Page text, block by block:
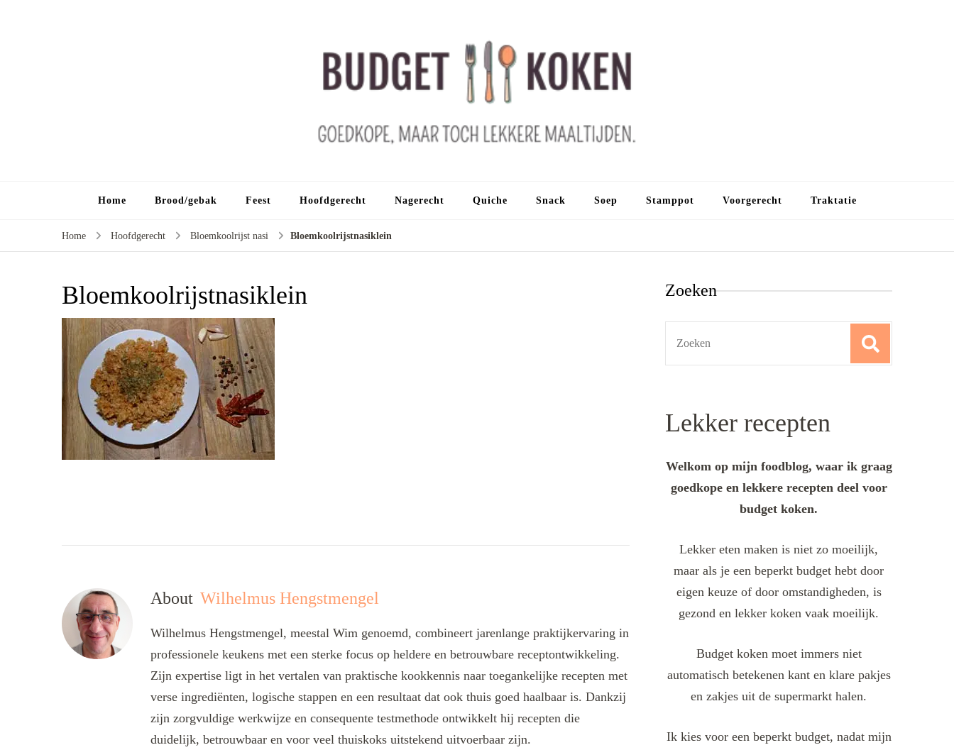
Home Brood/gebak Feest Hoofdgerecht Nagerecht Quiche Snack Soep Stamppot Voorgerecht Traktatie
Home Hoofdgerecht Bloemkoolrijst nasi Bloemkoolrijstnasiklein
Bloemkoolrijstnasiklein
About Wilhelmus Hengstmengel
Wilhelmus Hengstmengel, meestal Wim genoemd, combineert jarenlange praktijkervaring in
professionele keukens met een sterke focus op heldere en betrouwbare receptontwikkeling.
Zijn expertise ligt in het vertalen van praktische kookkennis naar toegankelijke recepten met
verse ingrediënten, logische stappen en een resultaat dat ook thuis goed haalbaar is. Dankzij
zijn zorgvuldige werkwijze en consequente testmethode ontwikkelt hij recepten die
duidelijk, betrouwbaar en voor veel thuiskoks uitstekend uitvoerbaar zijn.
Zoeken
Lekker recepten
Welkom op mijn foodblog, waar ik graag
goedkope en lekkere recepten deel voor
budget koken.
Lekker eten maken is niet zo moeilijk,
maar als je een beperkt budget hebt door
eigen keuze of door omstandigheden, is
gezond en lekker koken vaak moeilijk.
Budget koken moet immers niet
automatisch betekenen kant en klare pakjes
en zakjes uit de supermarkt halen.
Ik kies voor een beperkt budget, nadat mijn